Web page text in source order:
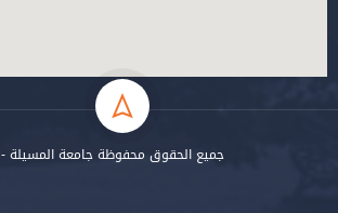
جميع الحقوق محفوظة جامعة المسيلة - 2024